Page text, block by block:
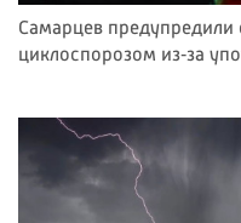
Самарцев предупредили
циклоспорозом из‑за